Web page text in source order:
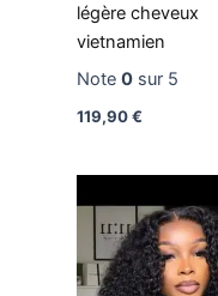
légère cheveux
vietnamien
Note 0sur 5
119,90€